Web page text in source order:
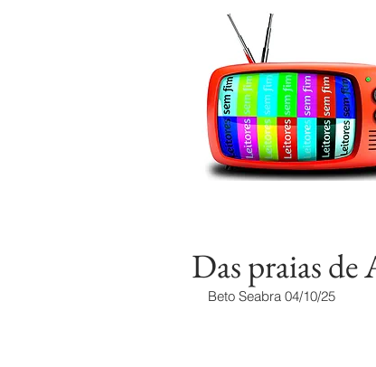
Das praias de
Beto Seabra 04/10/25